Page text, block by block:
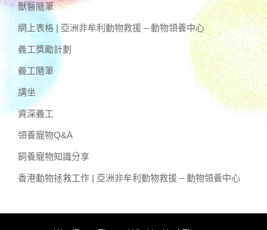
獸醫隨筆
網上表格 | 亞洲非牟利動物救援 – 動物領養中心
義工獎勵計劃
義工隨筆
講坐
資深義工
領養寵物Q&A
飼養寵物知識分享
香港動物拯救工作 | 亞洲非牟利動物救援 – 動物領養中心